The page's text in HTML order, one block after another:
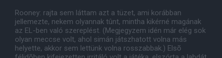
Rooney: rajta sem láttam azt a tüzet, ami korábban
jellemezte, nekem olyannak tûnt, mintha kikérné magának
az EL-ben való szereplést. (Megjegyzem idén már elég sok
olyan meccse volt, ahol simán játszhatott volna más
helyette, akkor sem lettünk volna rosszabbak.) Elsõ